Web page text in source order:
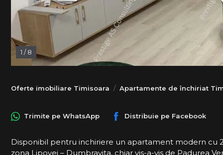
1 /8
Oferte imobiliare Timisoara Apartamente de închiriat
Trimite pe WhatsApp Distribuie pe Facebook
Disponibil pentru inchiriere un apartament modern cu
zona Lipovei – Dumbravita, chiar vis-a-vis de Padurea